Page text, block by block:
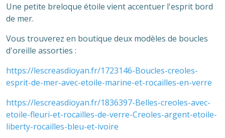
Une petite breloque étoile vient accentuer l'esprit bord
de mer.
Vous trouverez en boutique deux modèles de boucles
d'oreille assorties :
https://lescreasdioyan.fr/1723146-Boucles-creoles-
esprit-de-mer-avec-etoile-marine-et-rocailles-en-verre
https://lescreasdioyan.fr/1836397-Belles-creoles-avec-
etoile-fleuri-et-rocailles-de-verre-Creoles-argent-etoile-
liberty-rocailles-bleu-et-ivoire